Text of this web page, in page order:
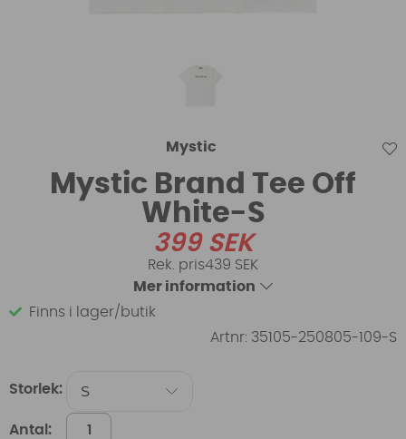
Mystic
Mystic Brand Tee Off
White-S
399SEK
439 SEK
Mer information
Finns i lager/butik
Artnr: 35105-250805-109-S
Storlek:
Antal: